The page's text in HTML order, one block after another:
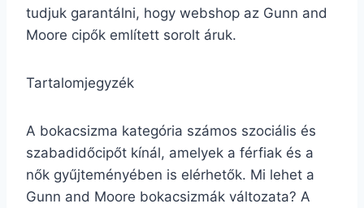
tudjuk garantálni, hogy webshop az Gunn and
Moore cipők említett sorolt áruk.
Tartalomjegyzék
A bokacsizma kategória számos szociális és
szabadidőcipőt kínál, amelyek a férfiak és a
nők gyűjteményében is elérhetők. Mi lehet a
Gunn and Moore bokacsizmák változata? A